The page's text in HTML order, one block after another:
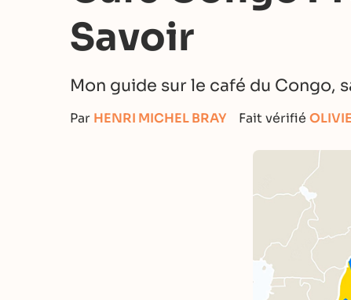
Savoir
Mon guide sur le café du Congo,
Par HENRI MICHEL BRAY Fait vérifié